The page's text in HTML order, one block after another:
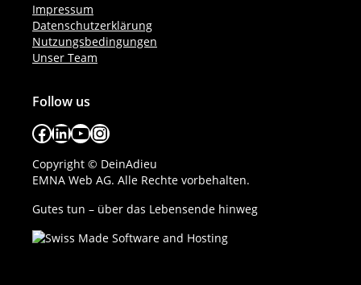
Impressum
Datenschutzerklärung
Nutzungsbedingungen
Unser Team
Follow us
Facebook
LinkedIn
YouTube
Instagram
Copyright © DeinAdieu
EMNA Web AG. Alle Rechte vorbehalten.
Gutes tun – über das Lebensende hinweg